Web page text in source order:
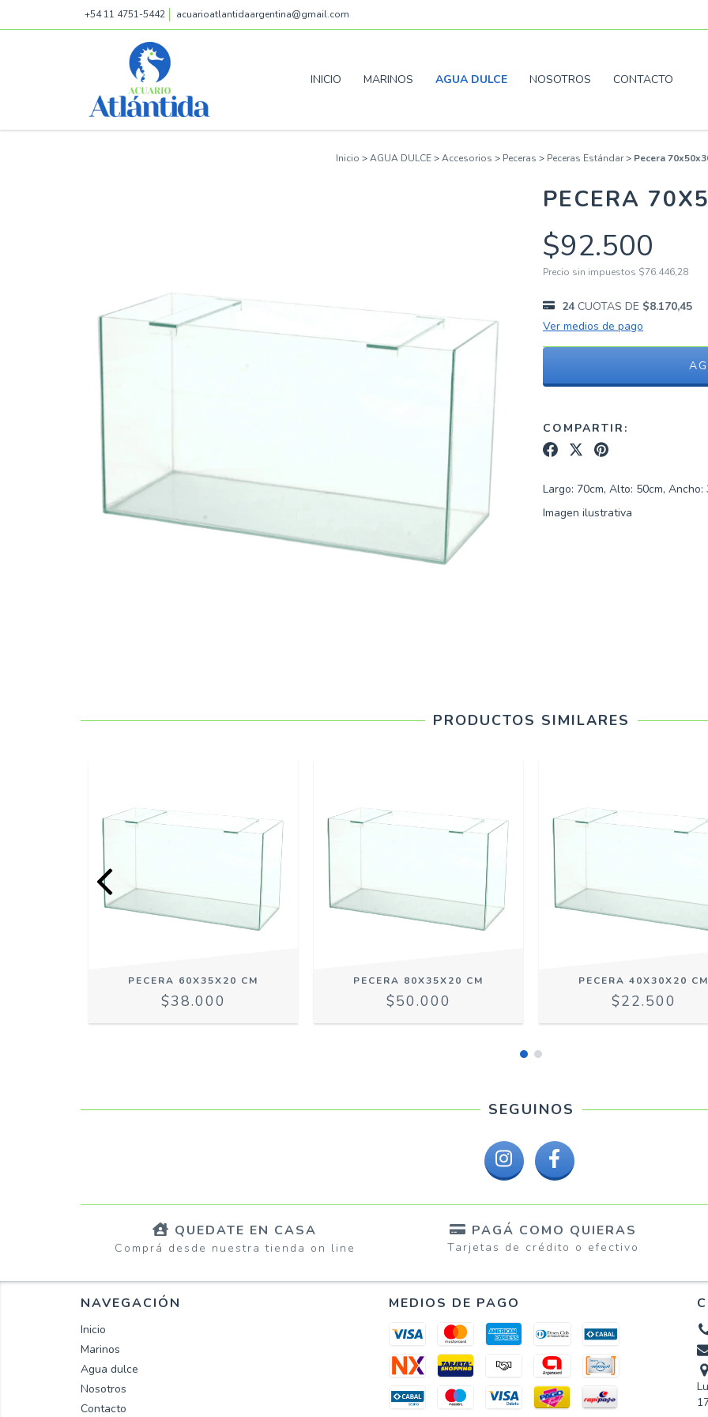
+54 11 4751-5442 acuarioatlantidaargentina@gmail.com
INICIO MARINOS AGUA DULCE NOSOTROS CONTACTO
Inicio > AGUA DULCE > Accesorios > Peceras > Peceras Estándar > Pecera
PECERA
$92.500
Precio sin impuestos $76.446,28
24 CUOTAS DE $8.170,45
Ver medios de pago
COMPARTIR:
Largo: 70cm, Alto: 50cm, Ancho:
Imagen ilustrativa
PRODUCTOS SIMILARES
PECERA 60X35X20 CM
$38.000
PECERA 80X35X20 CM
$50.000
PECERA 40X30X20 CM
$22.500
SEGUINOS
QUEDATE EN CASA
Comprá desde nuestra tienda on line
PAGÁ COMO QUIERAS
Tarjetas de crédito o efectivo
NAVEGACIÓN
Inicio
Marinos
Agua dulce
Nosotros
Contacto
MEDIOS DE PAGO